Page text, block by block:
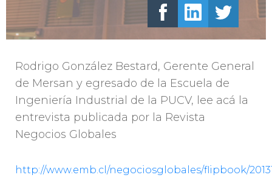
Rodrigo González Bestard, Gerente General
de Mersan y egresado de la Escuela de
Ingeniería Industrial de la PUCV, lee acá la
entrevista publicada por la Revista
Negocios Globales
http://www.emb.cl/negociosglobales/flipbook/